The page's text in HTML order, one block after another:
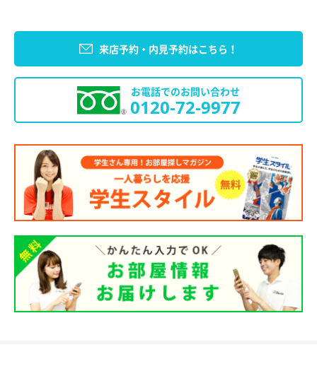
来店予約・内見予約はこちら！
お電話でのお問い合わせ
0120-72-9977